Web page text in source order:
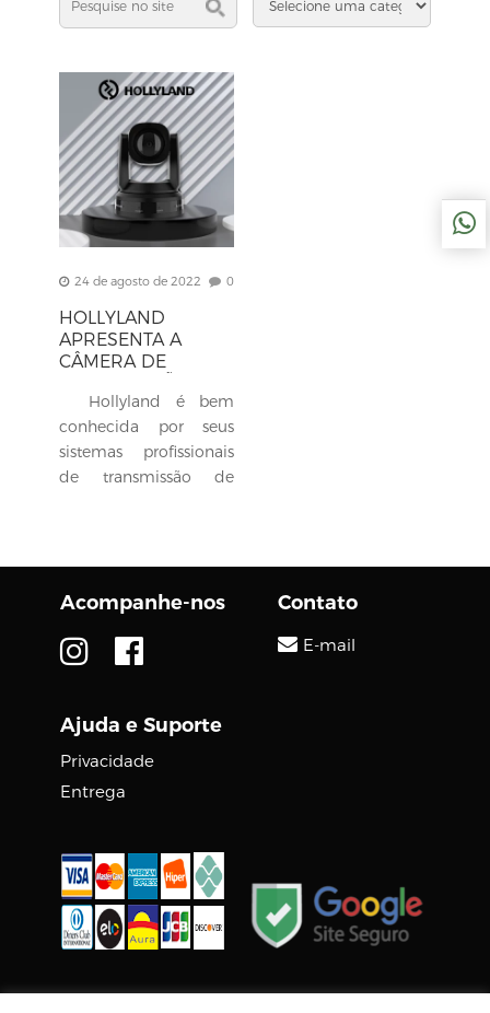
24 de agosto de 2022 0
HOLLYLAND
APRESENTA A
CÂMERA DE
VIVO AROCAM C2
HD
Hollyland é bem
conhecida por seus
sistemas profissionais
de transmissão de
Acompanhe-nos
Ajuda e Suporte
Privacidade
Entrega
Contato
E-mail